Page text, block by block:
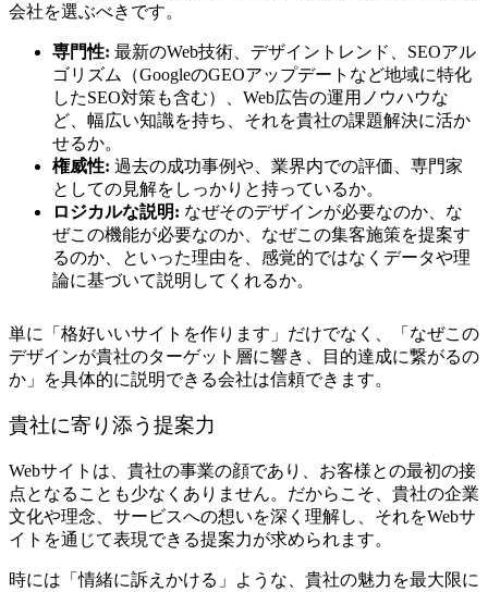
会社を選ぶべきです。
専門性: 最新のWeb技術、デザイントレンド、SEOアル
ゴリズム（GoogleのGEOアップデートなど地域に特化
したSEO対策も含む）、Web広告の運用ノウハウな
ど、幅広い知識を持ち、それを貴社の課題解決に活か
せるか。
権威性: 過去の成功事例や、業界内での評価、専門家
としての見解をしっかりと持っているか。
ロジカルな説明: なぜそのデザインが必要なのか、な
ぜこの機能が必要なのか、なぜこの集客施策を提案す
るのか、といった理由を、感覚的ではなくデータや理
論に基づいて説明してくれるか。
単に「格好いいサイトを作ります」だけでなく、「なぜこの
デザインが貴社のターゲット層に響き、目的達成に繋がるの
か」を具体的に説明できる会社は信頼できます。
貴社に寄り添う提案力
Webサイトは、貴社の事業の顔であり、お客様との最初の接
点となることも少なくありません。だからこそ、貴社の企業
文化や理念、サービスへの想いを深く理解し、それをWebサ
イトを通じて表現できる提案力が求められます。
時には「情緒に訴えかける」ような、貴社の魅力を最大限に